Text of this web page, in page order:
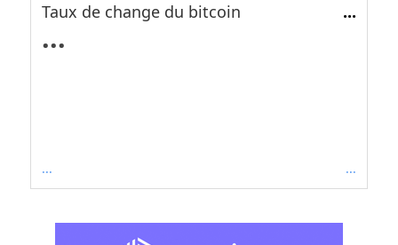
Taux de change du bitcoin ...
...
... ...